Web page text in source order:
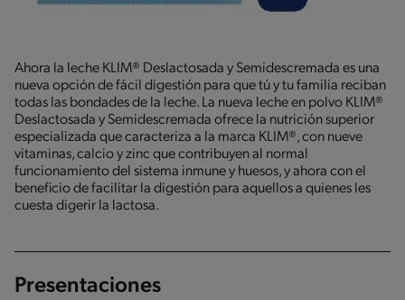
Ahora la leche KLIM® Deslactosada y Semidescremada es una
nueva opción de fácil digestión para que tú y tu familia reciban
todas las bondades de la leche. La nueva leche en polvo KLIM®
Deslactosada y Semidescremada ofrece la nutrición superior
especializada que caracteriza a la marca KLIM®, con nueve
vitaminas, calcio y zinc que contribuyen al normal
funcionamiento del sistema inmune y huesos, y ahora con el
beneficio de facilitar la digestión para aquellos a quienes les
cuesta digerir la lactosa.
Presentaciones